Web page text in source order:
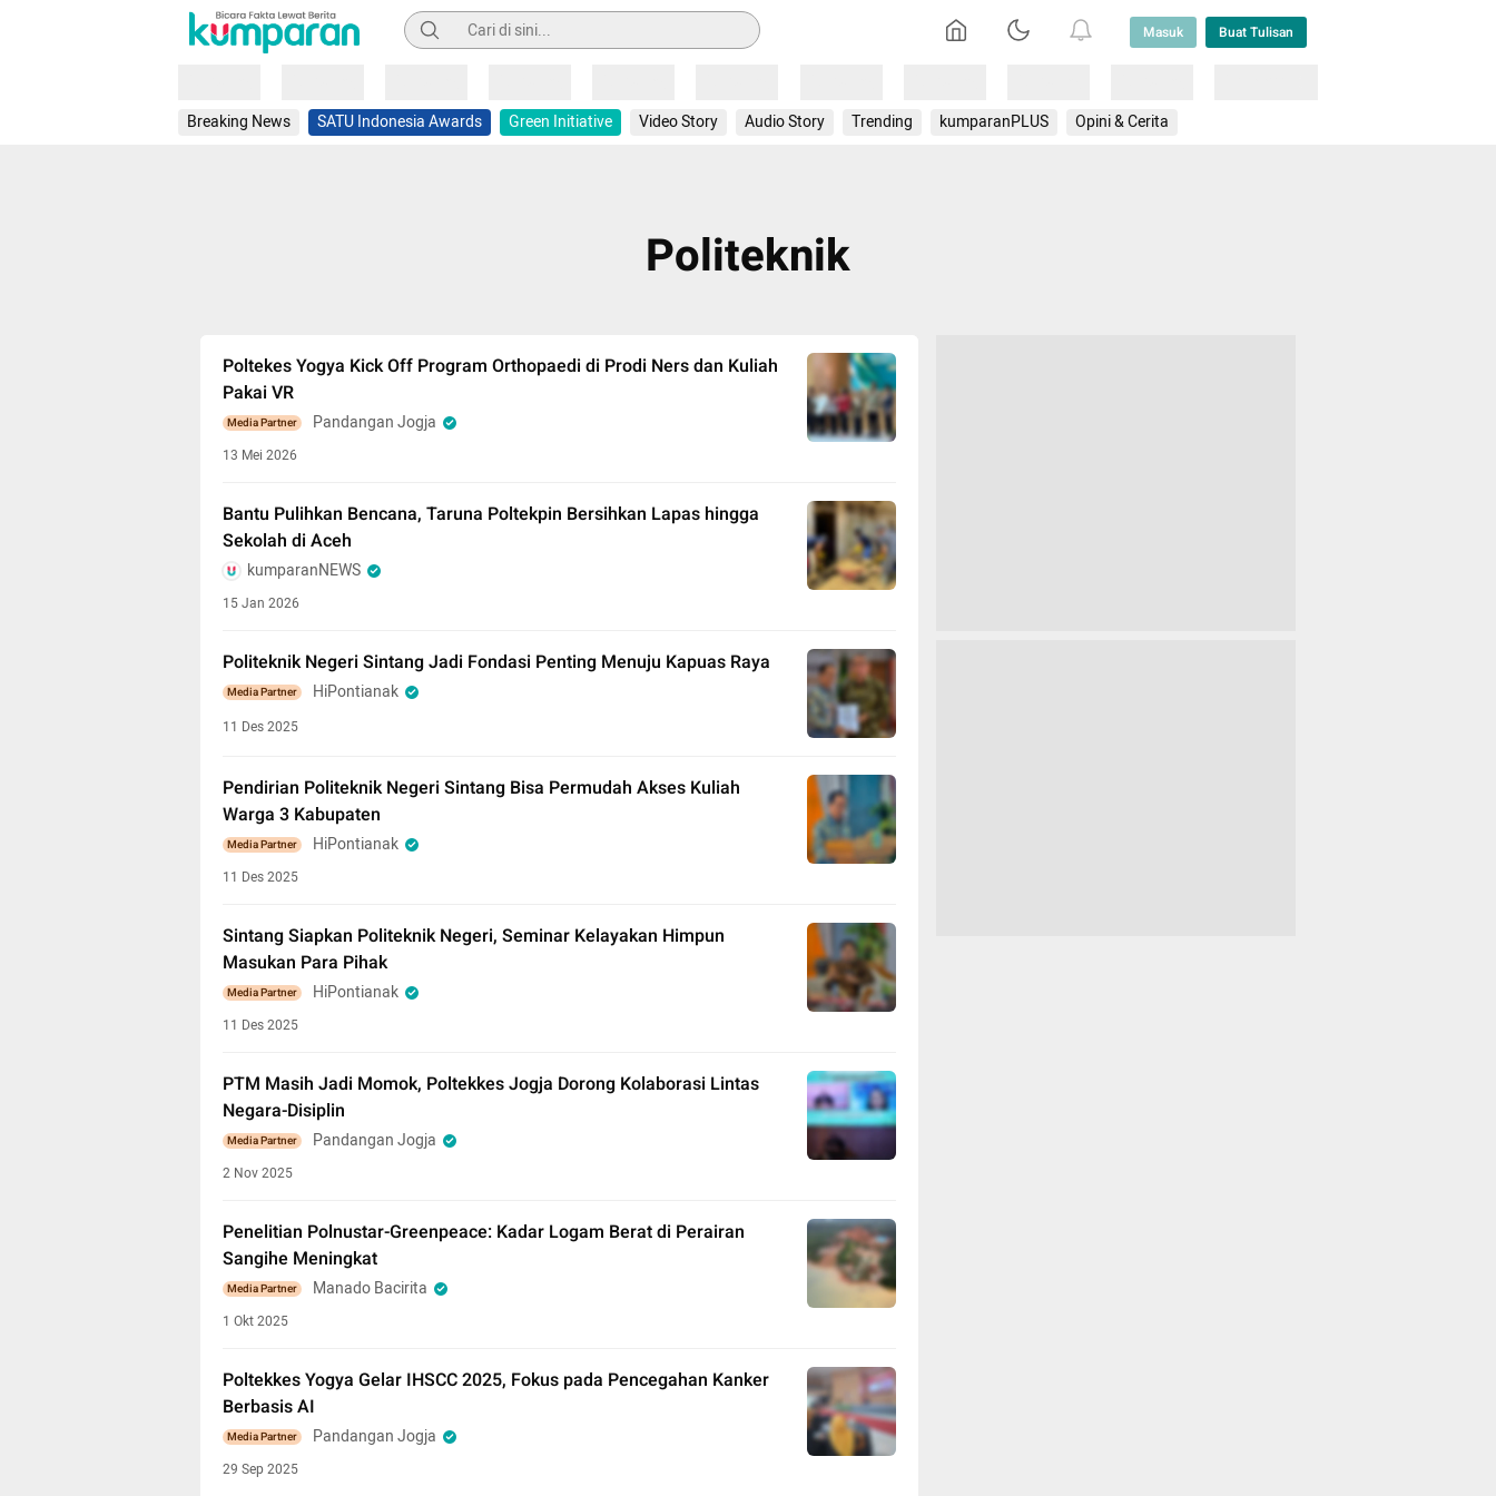
Pencarian Masuk Buat Tulisan
Breaking News SATU Indonesia Awards Green Initiative Video Story Audio Story Trending kumparanPLUS Opini & Cerita
Politeknik
Poltekes Yogya Kick Off Program Orthopaedi di Prodi Ners dan Kuliah
Pakai VR
Media Partner Pandangan Jogja
13 Mei 2026
Bantu Pulihkan Bencana, Taruna Poltekpin Bersihkan Lapas hingga
Sekolah di Aceh
kumparanNEWS
15 Jan 2026
Politeknik Negeri Sintang Jadi Fondasi Penting Menuju Kapuas Raya
Media Partner HiPontianak
11 Des 2025
Pendirian Politeknik Negeri Sintang Bisa Permudah Akses Kuliah
Warga 3 Kabupaten
Media Partner HiPontianak
11 Des 2025
Sintang Siapkan Politeknik Negeri, Seminar Kelayakan Himpun
Masukan Para Pihak
Media Partner HiPontianak
11 Des 2025
PTM Masih Jadi Momok, Poltekkes Jogja Dorong Kolaborasi Lintas
Negara-Disiplin
Media Partner Pandangan Jogja
2 Nov 2025
Penelitian Polnustar-Greenpeace: Kadar Logam Berat di Perairan
Sangihe Meningkat
Media Partner Manado Bacirita
1 Okt 2025
Poltekkes Yogya Gelar IHSCC 2025, Fokus pada Pencegahan Kanker
Berbasis AI
Media Partner Pandangan Jogja
29 Sep 2025